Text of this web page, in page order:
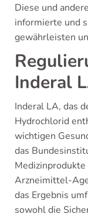
Diese und
informierte und
gewährleisten
Inderal
Inderal LA, das
Hydrochlorid
wichtigen
das
Arzneimittel-
das Ergebnis
sowohl die